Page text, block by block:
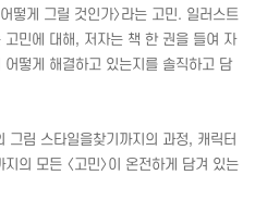
떻게 그릴 것인가〉라는 고민. 일러스트
민에 대해, 저자는 책 한 권을 들여 자
떻게 해결하고 있는지를 솔직하고 담
그림 스타일을찾기까지의 과정, 캐릭터
의 모든 〈고민〉이 온전하게 담겨 있는